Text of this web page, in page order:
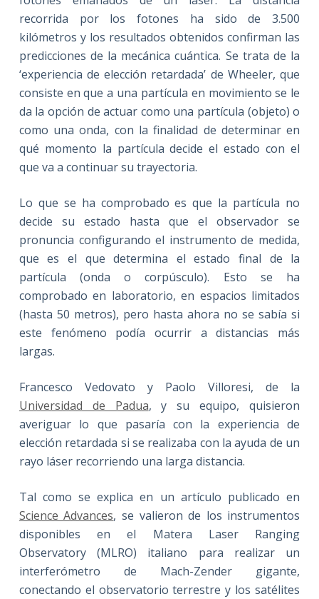
recorrida por los fotones ha sido de 3.500
kilómetros y los resultados obtenidos confirman las
predicciones de la mecánica cuántica. Se trata de la
‘experiencia de elección retardada’ de Wheeler, que
consiste en que a una partícula en movimiento se le
da la opción de actuar como una partícula (objeto) o
como una onda, con la finalidad de determinar en
qué momento la partícula decide el estado con el
que va a continuar su trayectoria.
Lo que se ha comprobado es que la partícula no
decide su estado hasta que el observador se
pronuncia configurando el instrumento de medida,
que es el que determina el estado final de la
partícula (onda o corpúsculo). Esto se ha
comprobado en laboratorio, en espacios limitados
(hasta 50 metros), pero hasta ahora no se sabía si
este fenómeno podía ocurrir a distancias más
largas.
Francesco Vedovato y Paolo Villoresi, de la
Universidad de Padua, y su equipo, quisieron
averiguar lo que pasaría con la experiencia de
elección retardada si se realizaba con la ayuda de un
rayo láser recorriendo una larga distancia.
Tal como se explica en un artículo publicado en
Science Advances, se valieron de los instrumentos
disponibles en el Matera Laser Ranging
Observatory (MLRO) italiano para realizar un
interferómetro de Mach-Zender gigante,
conectando el observatorio terrestre y los satélites